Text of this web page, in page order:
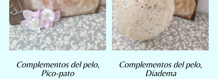
Complementos del pelo,
Pico-pato
Complementos del pelo,
Diadema